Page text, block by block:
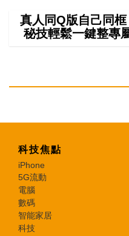
真人同Q版自己同
秘技輕鬆一鍵整專
科技焦點
iPhone
5G流動
電腦
數碼
智能家居
科技